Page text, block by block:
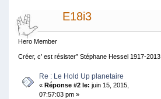
E18i3
Hero Member
Créer, c’ est résister” Stéphane Hessel 1917-2013
Re : Le Hold Up planetaire
« Réponse #2 le: juin 15, 2015,
07:57:03 pm »